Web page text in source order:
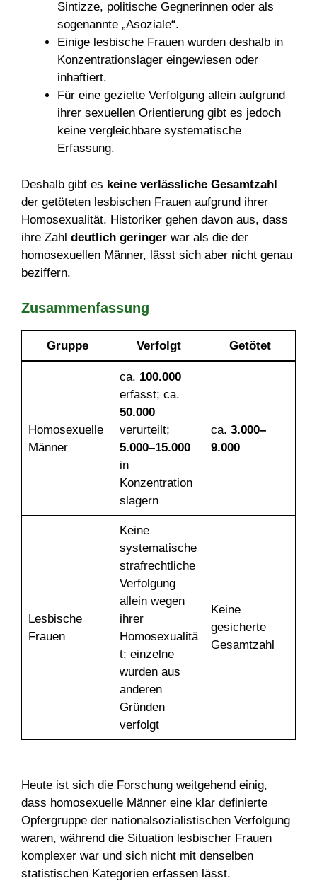
Sintizze, politische Gegnerinnen oder als
sogenannte „Asoziale“.
Einige lesbische Frauen wurden deshalb in
Konzentrationslager eingewiesen oder
inhaftiert.
Für eine gezielte Verfolgung allein aufgrund
ihrer sexuellen Orientierung gibt es jedoch
keine vergleichbare systematische
Erfassung.
Deshalb gibt es keine verlässliche Gesamtzahl
der getöteten lesbischen Frauen aufgrund ihrer
Homosexualität. Historiker gehen davon aus, dass
ihre Zahl deutlich geringer war als die der
homosexuellen Männer, lässt sich aber nicht genau
beziffern.
Zusammenfassung
Gruppe Verfolgt Getötet
Homosexuelle
Männer
ca. 100.000
erfasst; ca.
50.000
verurteilt;
5.000–15.000
in
Konzentration
slagern
ca. 3.000–
9.000
Lesbische
Frauen
Keine
systematische
strafrechtliche
Verfolgung
allein wegen
ihrer
Homosexualitä
t; einzelne
wurden aus
anderen
Gründen
verfolgt
Keine
gesicherte
Gesamtzahl
Heute ist sich die Forschung weitgehend einig,
dass homosexuelle Männer eine klar definierte
Opfergruppe der nationalsozialistischen Verfolgung
waren, während die Situation lesbischer Frauen
komplexer war und sich nicht mit denselben
statistischen Kategorien erfassen lässt.